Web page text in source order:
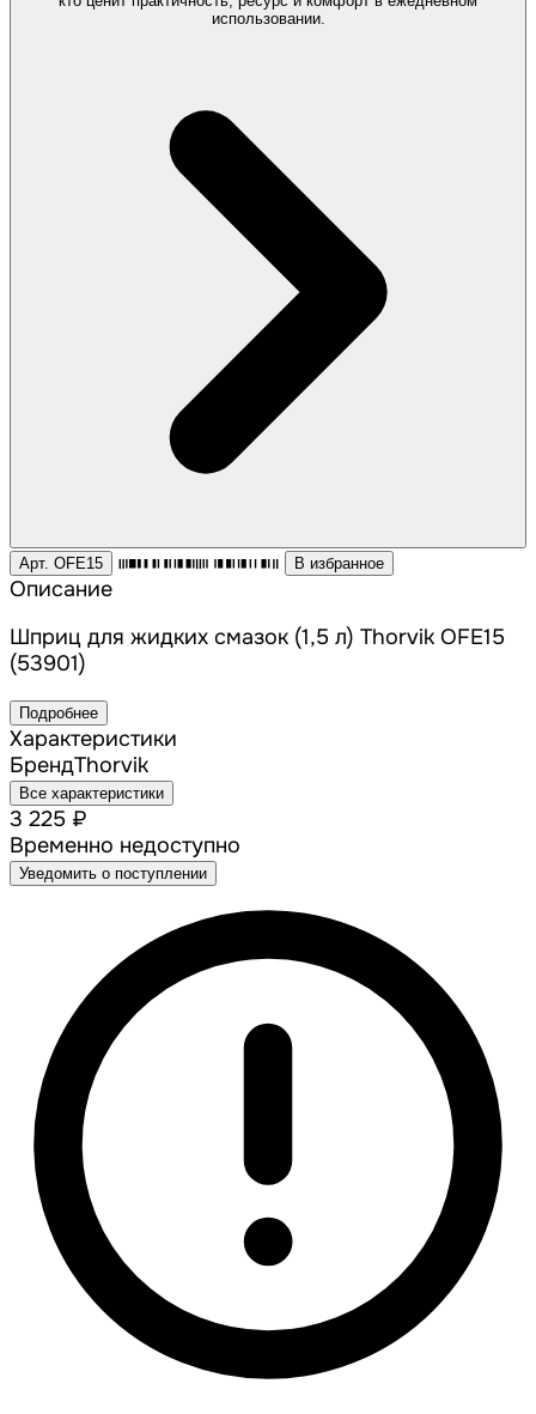
использовании.
Арт. OFE15 В избранное
Описание
Шприц для жидких смазок (1,5 л) Thorvik OFE15
(53901)
Подробнее
Характеристики
БрендThorvik
Все характеристики
3 225 ₽
Временно недоступно
Уведомить о поступлении